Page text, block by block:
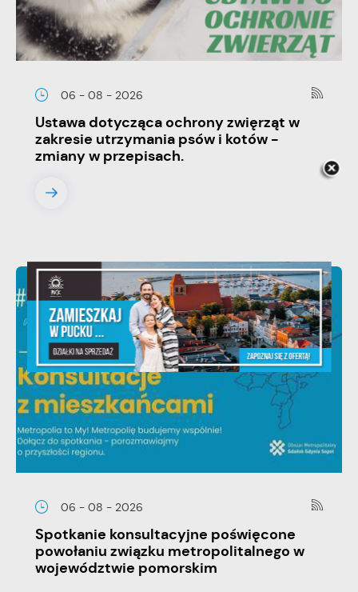
06 - 08 - 2026
Ustawa dotycząca ochrony zwięrząt w
zakresie utrzymania psów i kotów -
zmiany w przepisach.
06 - 08 - 2026
Spotkanie konsultacyjne poświęcone
powołaniu związku metropolitalnego w
województwie pomorskim